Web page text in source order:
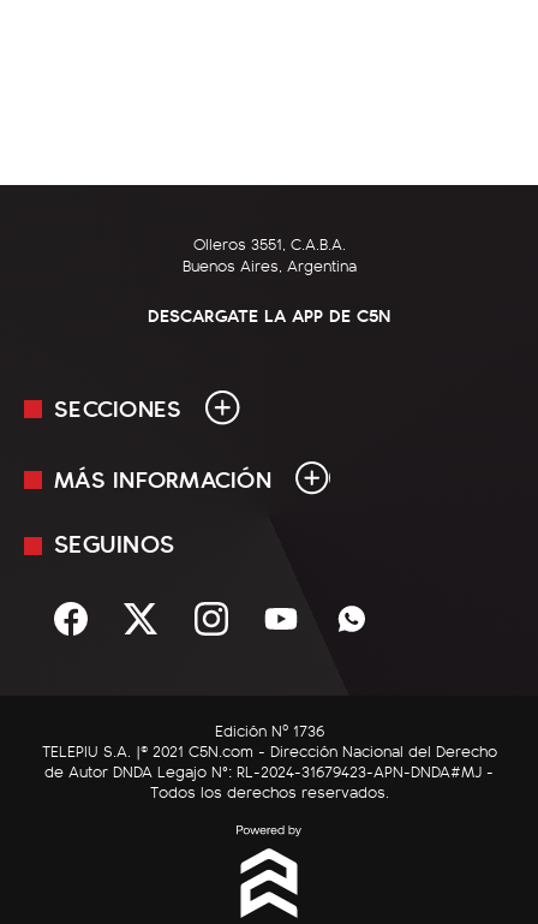
Olleros 3551, C.A.B.A.
Buenos Aires, Argentina
DESCARGATE LA APP DE C5N
SECCIONES
En Vivo
Sociedad
C5N Autos
RatingCero
MÁS INFORMACIÓN
Mediakit
Términos y condiciones
SEGUINOS
Edición Nº 1736
TELEPIU S.A. |© 2021 C5N.com - Dirección Nacional del Derecho
de Autor DNDA Legajo N°: RL-2024-31679423-APN-DNDA#MJ -
Todos los derechos reservados.